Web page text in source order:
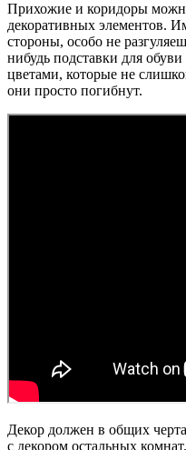
Прихожие и коридоры
декоративных элементов.
стороны, особо не
нибудь подставки для
цветами, которые не
они просто погибнут.
Декор должен в общих
с декором остальных